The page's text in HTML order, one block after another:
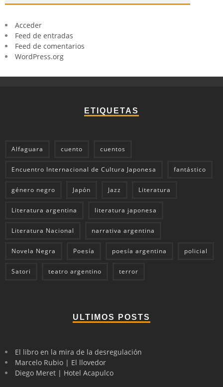
Acceder
Feed de entradas
Feed de comentarios
WordPress.org
ETIQUETAS
Alfaguara cuento cuentos
Encuentro Internacional de Cultura Japonesa fantástico
género negro Japón Jazz Literatura
Literatura argentina literatura japonesa
Literatura Nacional narrativa argentina
Novela Negra Poesía poesía argentina policial
Satori teatro argentino terror
ULTIMOS POSTS
El libro en la mira de la desregulación
Marcelo Rubio | El llovedor
Diego Meret | Hotel Acapulco